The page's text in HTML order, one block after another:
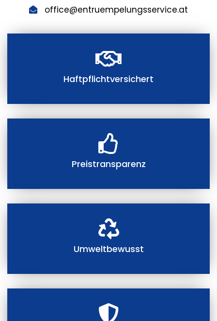
office@entruempelungsservice.at
Haftpflichtversichert
Preistransparenz
Umweltbewusst